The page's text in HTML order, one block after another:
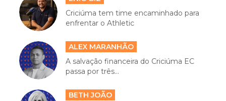
Criciúma tem time encaminhado para
enfrentar o Athletic
ALEX MARANHÃO
A salvação financeira do Criciúma EC
passa por três...
BETH JOÃO